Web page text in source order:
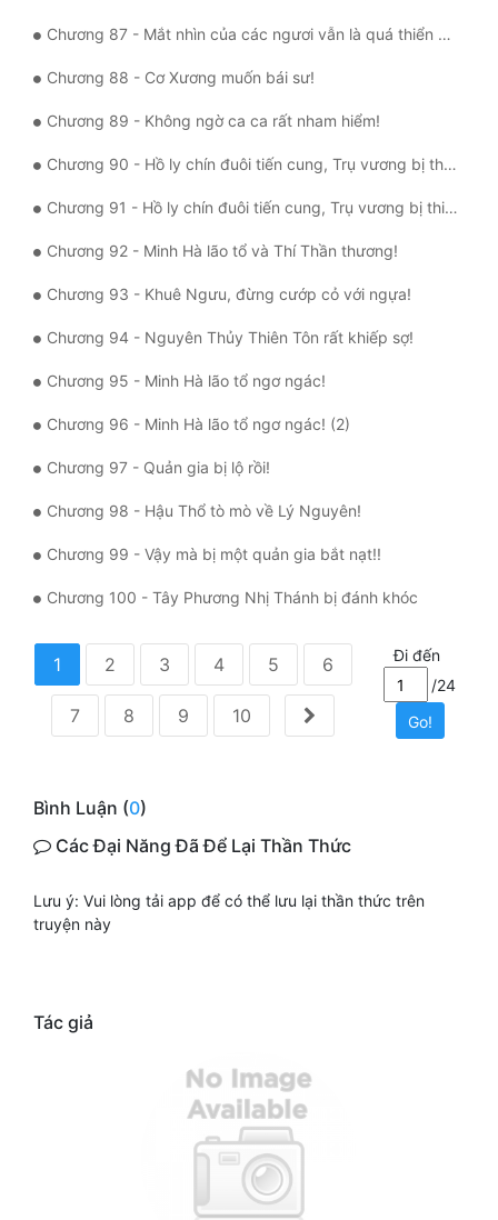
Chương 87 - Mắt nhìn của các ngươi vẫn là quá thiển cận!
Chương 88 - Cơ Xương muốn bái sư!
Chương 89 - Không ngờ ca ca rất nham hiểm!
Chương 90 - Hồ ly chín đuôi tiến cung, Trụ vương bị thiến!
Chương 91 - Hồ ly chín đuôi tiến cung, Trụ vương bị thiến! (2)
Chương 92 - Minh Hà lão tổ và Thí Thần thương!
Chương 93 - Khuê Ngưu, đừng cướp cỏ với ngựa!
Chương 94 - Nguyên Thủy Thiên Tôn rất khiếp sợ!
Chương 95 - Minh Hà lão tổ ngơ ngác!
Chương 96 - Minh Hà lão tổ ngơ ngác! (2)
Chương 97 - Quản gia bị lộ rồi!
Chương 98 - Hậu Thổ tò mò về Lý Nguyên!
Chương 99 - Vậy mà bị một quản gia bắt nạt!!
Chương 100 - Tây Phương Nhị Thánh bị đánh khóc
1 2 3 4 5 6
7 8 9 10
Đi đến
/24
Go!
Bình Luận (0)
Các Đại Năng Đã Để Lại Thần Thức
Lưu ý: Vui lòng tải app để có thể lưu lại thần thức trên
truyện này
Tác giả